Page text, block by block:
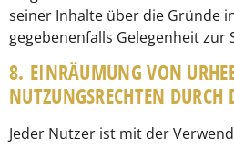
seiner Inhalte über die Gründe
gegebenenfalls Gelegenheit zur
8. EINRÄUMUNG VON
NUTZUNGSRECHTEN DURCH
Jeder Nutzer ist mit der